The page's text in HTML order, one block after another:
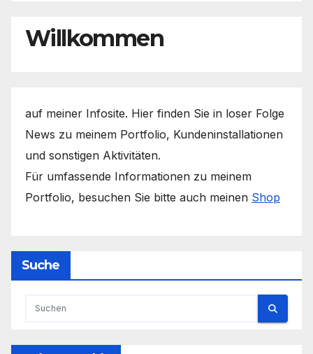
Willkommen
auf meiner Infosite. Hier finden Sie in loser Folge
News zu meinem Portfolio, Kundeninstallationen
und sonstigen Aktivitäten.
Für umfassende Informationen zu meinem
Portfolio, besuchen Sie bitte auch meinen Shop
Suche